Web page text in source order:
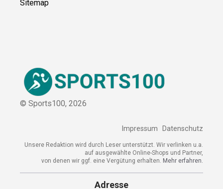
Sitemap
© Sports100, 2026
Impressum Datenschutz
Unsere Redaktion wird durch Leser unterstützt. Wir verlinken u.a.
auf ausgewählte Online-Shops und Partner,
von denen wir ggf. eine Vergütung erhalten. Mehr erfahren.
Adresse